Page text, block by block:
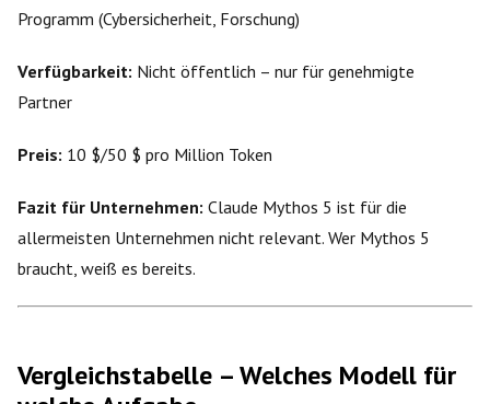
Programm (Cybersicherheit, Forschung)
Verfügbarkeit: Nicht öffentlich – nur für genehmigte
Partner
Preis: 10 $/50 $ pro Million Token
Fazit für Unternehmen: Claude Mythos 5 ist für die
allermeisten Unternehmen nicht relevant. Wer Mythos 5
braucht, weiß es bereits.
Vergleichstabelle – Welches Modell für